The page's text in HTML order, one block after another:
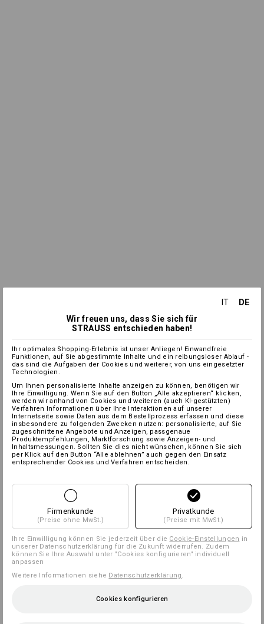
IT DE
Wir freuen uns, dass Sie sich für
STRAUSS entschieden haben!
Ihr optimales Shopping-Erlebnis ist unser Anliegen! Einwandfreie
Funktionen, auf Sie abgestimmte Inhalte und ein reibungsloser Ablauf -
das sind die Aufgaben der Cookies und weiterer, von uns eingesetzter
Technologien.
Um Ihnen personalisierte Inhalte anzeigen zu können, benötigen wir
Ihre Einwilligung. Wenn Sie auf den Button „Alle akzeptieren“ klicken,
werden wir anhand von Cookies und weiteren (auch KI-gestützten)
Verfahren Informationen über Ihre Interaktionen auf unserer
Internetseite sowie Daten aus dem Bestellprozess erfassen und diese
insbesondere zu folgenden Zwecken nutzen: personalisierte, auf Sie
zugeschnittene Angebote und Anzeigen, passgenaue
Produktempfehlungen, Marktforschung sowie Anzeigen- und
Inhaltsmessungen. Sollten Sie dies nicht wünschen, können Sie sich
per Klick auf den Button “Alle ablehnen” auch gegen den Einsatz
entsprechender Cookies und Verfahren entscheiden.
Firmenkunde
(Preise ohne MwSt.)
Privatkunde
(Preise mit MwSt.)
Ihre Einwilligung können Sie jederzeit über die Cookie-Einstellungen in
unserer Datenschutzerklärung für die Zukunft widerrufen. Zudem
können Sie Ihre Auswahl unter "Cookies konfigurieren" individuell
anpassen
Weitere Informationen siehe Datenschutzerklärung
Cookies konfigurieren